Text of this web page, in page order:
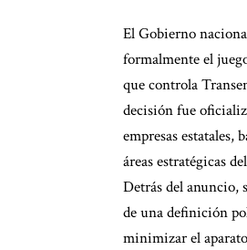
El Gobierno
formalmente el
que controla
decisión fue
empresas estatales,
áreas estratégicas
Detrás del anuncio,
de una definición
minimizar el